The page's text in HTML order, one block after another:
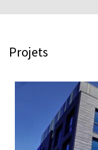
Projets